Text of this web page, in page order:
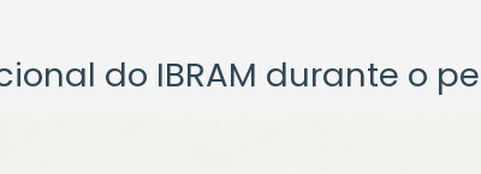
do IBRAM durante o